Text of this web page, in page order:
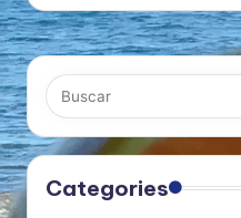
Categories